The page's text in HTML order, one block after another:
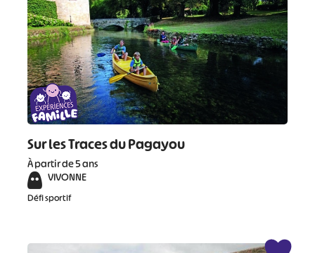
Sur les Traces du Pagayou
À partir de 5 ans
VIVONNE
Défi sportif